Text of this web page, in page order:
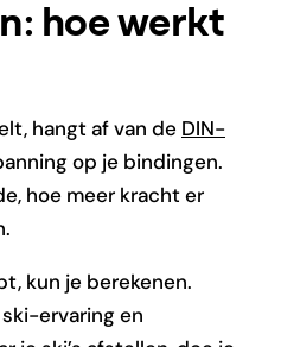
hoe werkt
hangt af van de DIN-
op je bindingen.
hoe meer kracht er
kun je berekenen.
ervaring en